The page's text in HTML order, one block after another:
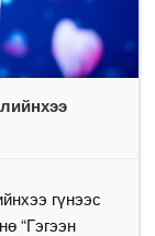
гүнээс
“Гэгээн